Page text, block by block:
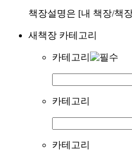
책장설명은 [내 책장/책
새책장 카테고리
카테고리
카테고리
카테고리